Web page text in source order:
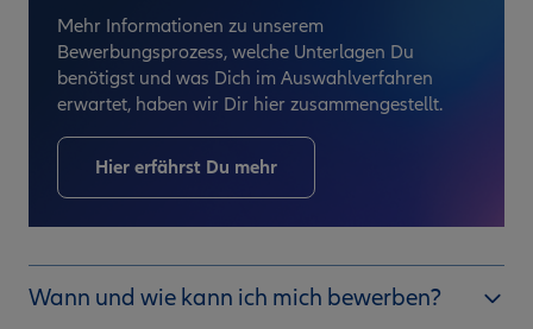
Mehr Informationen zu unserem
Bewerbungsprozess, welche Unterlagen Du
benötigst und was Dich im Auswahlverfahren
erwartet, haben wir Dir hier zusammengestellt.
Hier erfährst Du mehr
Wann und wie kann ich mich bewerben?